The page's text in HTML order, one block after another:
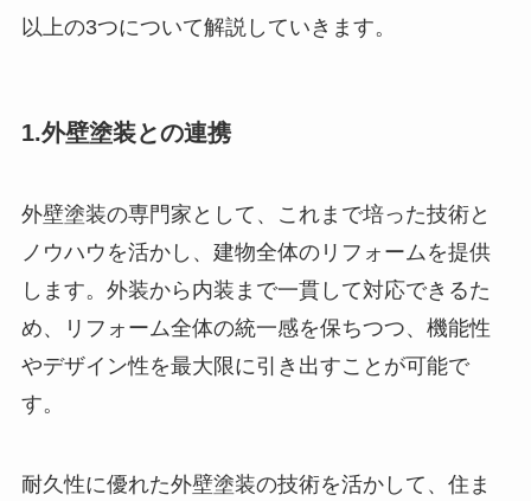
以上の3つについて解説していきます。
1.外壁塗装との連携
外壁塗装の専門家として、これまで培った技術と
ノウハウを活かし、建物全体のリフォームを提供
します。外装から内装まで一貫して対応できるた
め、リフォーム全体の統一感を保ちつつ、機能性
やデザイン性を最大限に引き出すことが可能で
す。
耐久性に優れた外壁塗装の技術を活かして、住ま